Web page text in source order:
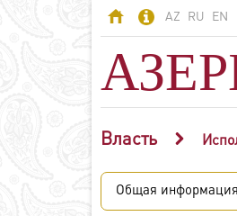
AZ RU EN
АЗЕРБАЙДЖАН
Азербайджан -
страна огней
Власть
Общая